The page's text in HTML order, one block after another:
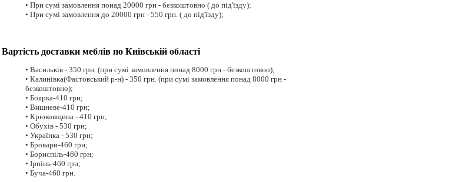
• При сумі замовлення понад 20000 грн - безкоштовно ( до під'їзду);
• При сумі замовлення до 20000 грн - 550 грн. ( до під'їзду);
Вартість доставки меблів по Київській області
• Васильків - 350 грн. (при сумі замовлення понад 8000 грн - безкоштовно);
• Калинівка(Фастовський р-н) - 350 грн. (при сумі замовлення понад 8000 грн -
безкоштовно);
• Боярка-410 грн;
• Вишневе-410 грн;
• Крюковщина - 410 грн;
• Обухів - 530 грн;
• Українка - 530 грн;
• Бровари-460 грн;
• Бориспіль-460 грн;
• Ірпінь-460 грн;
• Буча-460 грн.